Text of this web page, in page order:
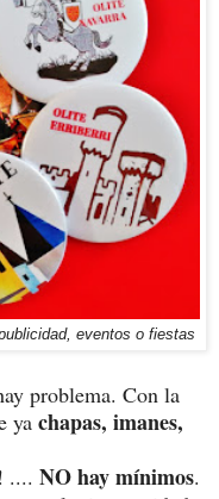
eventos o fiestas
problema. Con la
ya chapas, imanes,
NO hay mínimos.